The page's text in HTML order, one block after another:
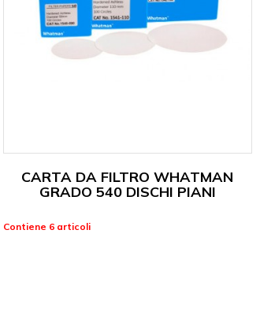
CARTA DA FILTRO WHATMAN
GRADO 540 DISCHI PIANI
Contiene 6 articoli